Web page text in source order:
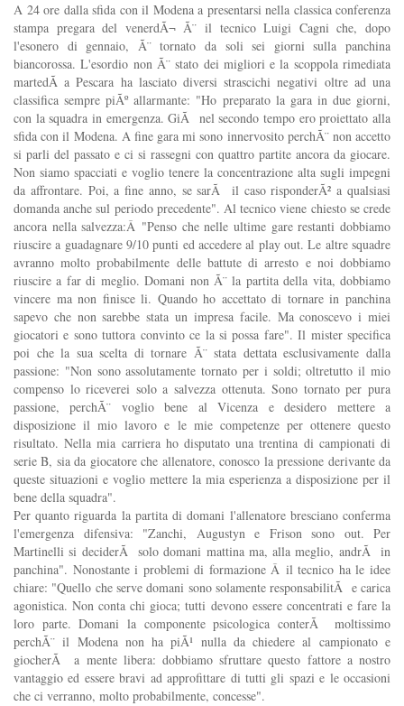
A 24 ore dalla sfida con il Modena a presentarsi nella classica conferenza
stampa pregara del venerdÃ¬ Ã¨ il tecnico Luigi Cagni che, dopo
l'esonero di gennaio, Ã¨ tornato da soli sei giorni sulla panchina
biancorossa. L'esordio non Ã¨ stato dei migliori e la scoppola rimediata
martedÃ­ a Pescara ha lasciato diversi strascichi negativi oltre ad una
classifica sempre piÃº allarmante: "Ho preparato la gara in due giorni,
con la squadra in emergenza. GiÃ nel secondo tempo ero proiettato alla
sfida con il Modena. A fine gara mi sono innervosito perchÃ¨ non accetto
si parli del passato e ci si rassegni con quattro partite ancora da giocare.
Non siamo spacciati e voglio tenere la concentrazione alta sugli impegni
da affrontare. Poi, a fine anno, se sarÃ il caso risponderÃ² a qualsiasi
domanda anche sul periodo precedente". Al tecnico viene chiesto se crede
ancora nella salvezza:Â "Penso che nelle ultime gare restanti dobbiamo
riuscire a guadagnare 9/10 punti ed accedere al play out. Le altre squadre
avranno molto probabilmente delle battute di arresto e noi dobbiamo
riuscire a far di meglio. Domani non Ã¨ la partita della vita, dobbiamo
vincere ma non finisce li. Quando ho accettato di tornare in panchina
sapevo che non sarebbe stata un impresa facile. Ma conoscevo i miei
giocatori e sono tuttora convinto ce la si possa fare". Il mister specifica
poi che la sua scelta di tornare Ã¨ stata dettata esclusivamente dalla
passione: "Non sono assolutamente tornato per i soldi; oltretutto il mio
compenso lo riceverei solo a salvezza ottenuta. Sono tornato per pura
passione, perchÃ¨ voglio bene al Vicenza e desidero mettere a
disposizione il mio lavoro e le mie competenze per ottenere questo
risultato. Nella mia carriera ho disputato una trentina di campionati di
serie B, sia da giocatore che allenatore, conosco la pressione derivante da
queste situazioni e voglio mettere la mia esperienza a disposizione per il
bene della squadra".
Per quanto riguarda la partita di domani l'allenatore bresciano conferma
l'emergenza difensiva: "Zanchi, Augustyn e Frison sono out. Per
Martinelli si deciderÃ solo domani mattina ma, alla meglio, andrÃ in
panchina". Nonostante i problemi di formazione Â il tecnico ha le idee
chiare: "Quello che serve domani sono solamente responsabilitÃ e carica
agonistica. Non conta chi gioca; tutti devono essere concentrati e fare la
loro parte. Domani la componente psicologica conterÃ moltissimo
perchÃ¨ il Modena non ha piÃ¹ nulla da chiedere al campionato e
giocherÃ a mente libera: dobbiamo sfruttare questo fattore a nostro
vantaggio ed essere bravi ad approfittare di tutti gli spazi e le occasioni
che ci verranno, molto probabilmente, concesse".